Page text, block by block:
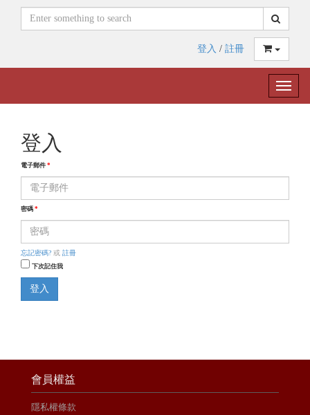
登入 / 註冊
Toggle
登入
電子郵件 *
密碼 *
忘記密碼? 或 註冊
下次記住我
登入
會員權益
隱私權條款